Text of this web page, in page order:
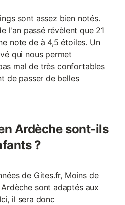
sont assez bien notés.
l'an passé révèlent que 21
note de à 4,5 étoiles. Un
qui nous permet
mal de très confortables
de passer de belles
Ardèche sont-ils
?
de Gites.fr, Moins de
sont adaptés aux
il sera donc